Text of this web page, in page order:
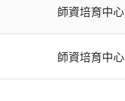
師資培育中心
師資培育中心